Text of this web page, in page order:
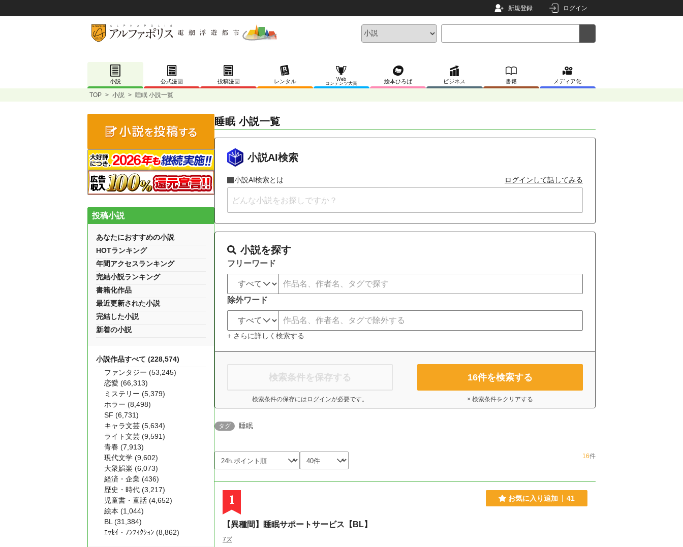
新規登録 ログイン
小説 公式漫画 投稿漫画 レンタル
Web
コンテンツ大賞
絵本ひろば ビジネス 書籍 メディア化
TOP > 小説 > 睡眠 小説一覧
睡眠 小説一覧
小説AI検索
小説AI検索とは ログインして話してみる
小説を探す
フリーワード
除外ワード
+ さらに詳しく検索する
検索条件を保存する
検索条件の保存には ログインが必要です。
16件を検索する
× 検索条件をクリアする
タグ 睡眠
16件
1 お気に入り追加 41
【異種間】睡眠サポートサービス【BL】
7ズ
投稿小説
あなたにおすすめの小説
HOTランキング
年間アクセスランキング
完結小説ランキング
書籍化作品
最近更新された小説
完結した小説
新着の小説
小説作品すべて (228,574)
ファンタジー (53,245)
恋愛 (66,313)
ミステリー (5,379)
ホラー (8,498)
SF (6,731)
キャラ文芸 (5,634)
ライト文芸 (9,591)
青春 (7,913)
現代文学 (9,602)
大衆娯楽 (6,073)
経済・企業 (436)
歴史・時代 (3,217)
児童書・童話 (4,652)
絵本 (1,044)
BL (31,384)
ｴｯｾｲ・ﾉﾝﾌｨｸｼｮﾝ (8,862)